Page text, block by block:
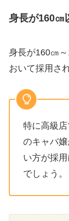
身長が160㎝
身長が160㎝
おいて採用さ
特に高級
のキャバ
い方が採
でしょう。